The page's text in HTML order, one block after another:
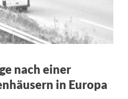
nach einer
in Europa